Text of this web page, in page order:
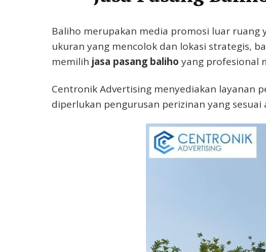
Baliho merupakan media promosi luar
ukuran yang mencolok dan lokasi strategis,
memilih jasa pasang baliho yang profesional
Centronik Advertising menyediakan layanan
diperlukan pengurusan perizinan yang sesuai